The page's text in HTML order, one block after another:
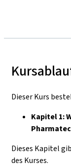
Dieser Kurs
Kapitel 1:
Dieses Kapitel
des Kurses.